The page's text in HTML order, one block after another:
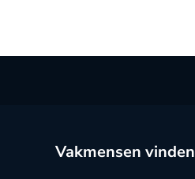
Vakmensen vinden